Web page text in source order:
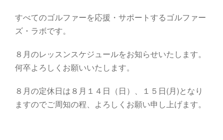
すべてのゴルファーを応援・サポートするゴルファー
ズ・ラボです。
８月のレッスンスケジュールをお知らせいたします。
何卒よろしくお願いいたします。
８月の定休日は８月１４日（日）、１５日(月)となり
ますのでご周知の程、よろしくお願い申し上げます。